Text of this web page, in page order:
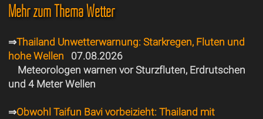
Mehr zum Thema Wetter
⇒Thailand Unwetterwarnung: Starkregen, Fluten und
hohe Wellen 07.08.2026
Meteorologen warnen vor Sturzfluten, Erdrutschen
und 4 Meter Wellen
⇒Obwohl Taifun Bavi vorbeizieht: Thailand mit